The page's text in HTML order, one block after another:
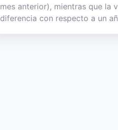
mes anterior), mientras que la
diferencia con respecto a un